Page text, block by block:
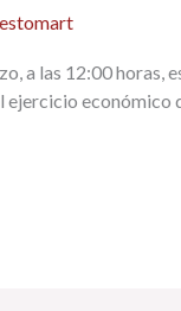
a las 12:00 horas,
económico